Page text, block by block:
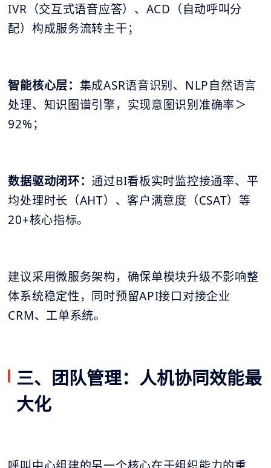
IVR（交互式语音应答）、ACD（自动呼叫分
配）构成服务流转主干；
智能核心层： 集成ASR语音识别、NLP自然语言
处理、知识图谱引擎，实现意图识别准确率＞
92%；
数据驱动闭环：通过BI看板实时监控接通率、平
均处理时长（AHT）、客户满意度（CSAT）等
20+核心指标。
建议采用微服务架构，确保单模块升级不影响整
体系统稳定性，同时预留API接口对接企业
CRM、工单系统。
三、团队管理：人机协同效能最
大化